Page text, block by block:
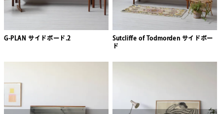
G-PLAN サイドボード.2
Sutcliffe of Todmorden サイドボー
ド